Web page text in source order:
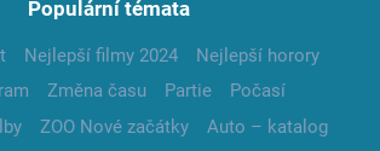
Populární témata
Nejlepší filmy 2024
Nejlepší horory
Změna času Partie
Počasí
ZOO Nové začátky
Auto – katalog